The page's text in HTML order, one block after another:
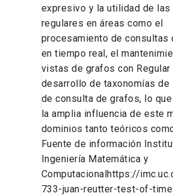
expresivo y la utilidad de las
regulares en áreas como el
procesamiento de consultas
en tiempo real, el
vistas de grafos con Regular
desarrollo de taxonomías de
de consulta de grafos, lo que
la amplia influencia de este
dominios tanto teóricos
Fuente de información
Ingeniería Matemática y
Computacionalhttps://
733-juan-reutter-test-of-time